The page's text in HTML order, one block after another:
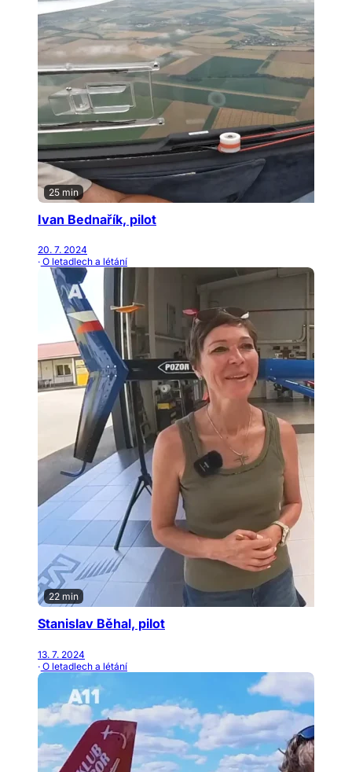
25 min
Ivan Bednařík, pilot
20. 7. 2024
· O letadlech a létání
22 min
Stanislav Běhal, pilot
13. 7. 2024
· O letadlech a létání